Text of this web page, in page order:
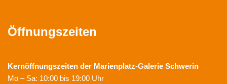
Öffnungszeiten
Kernöffnungszeiten der Marienplatz-Galerie Schwerin
Mo – Sa: 10:00 bis 19:00 Uhr